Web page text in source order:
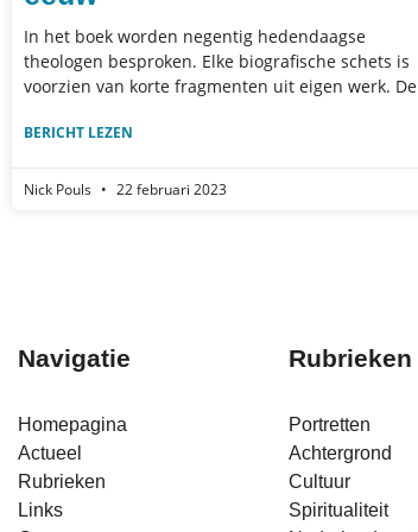
In het boek worden negentig hedendaagse
theologen besproken. Elke biografische schets is
voorzien van korte fragmenten uit eigen werk. De
BERICHT LEZEN
Nick Pouls 22 februari 2023
Navigatie
Homepagina
Actueel
Rubrieken
Links
Rubrieken
Portretten
Achtergrond
Cultuur
Spiritualiteit